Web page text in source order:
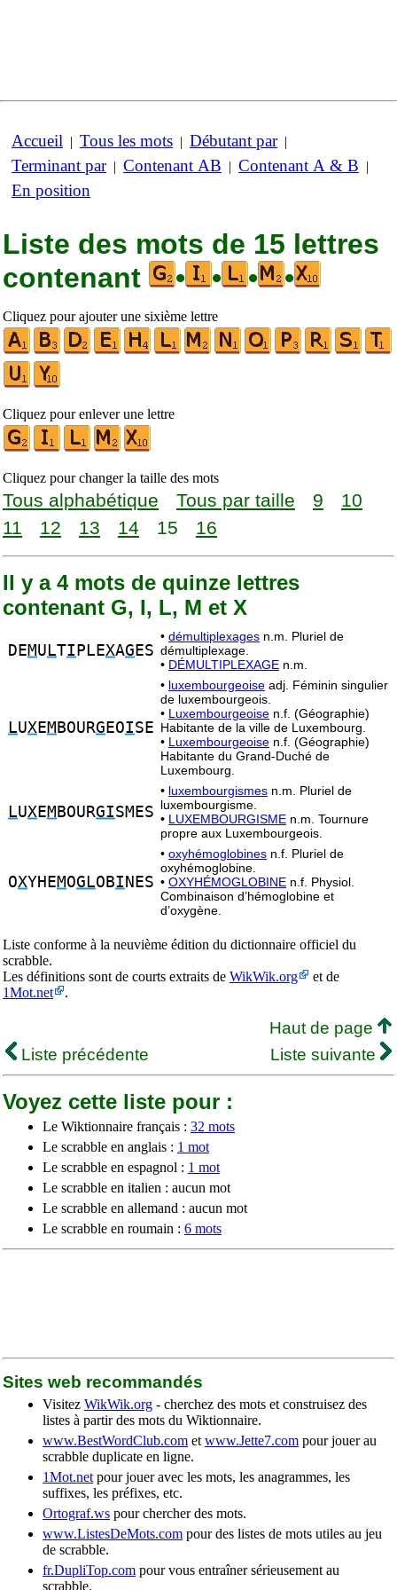
Accueil | Tous les mots | Débutant par|
Terminant par| Contenant AB | Contenant A & B |
En position
Liste des mots de 15 lettres
contenant
• • • •
Cliquez pour ajouter une sixième lettre
Cliquez pour enlever une lettre
Cliquez pour changer la taille des mots
Tous alphabétique Tous par taille 9
10
11
12 13 14 15 16
Il y a 4 mots de quinze lettres
contenant G, I, L, M et X
DEMU LTI PLEXAG ES
• démultiplexages n.m. Pluriel de
démultiplexage.
• DÉMULTIPLEXAGE n.m.
LUXEM BOURG EOISE
• luxembourgeoise adj. Féminin singulier
de luxembourgeois.
• Luxembourgeoise n.f. (Géographie)
Habitante de la ville de Luxembourg.
• Luxembourgeoise n.f. (Géographie)
Habitante du Grand-Duché de
Luxembourg.
LUXEM BOURGISMES
• luxembourgismes n.m. Pluriel de
luxembourgisme.
• LUXEMBOURGISME n.m. Tournure
propre aux Luxembourgeois.
OXYHEMOGLOBI NES
• oxyhémoglobines n.f. Pluriel de
oxyhémoglobine.
• OXYHÉMOGLOBINE n.f. Physiol.
Combinaison d’hémoglobine et
d’oxygène.
Liste conforme à la neuvième édition du dictionnaire officiel du
scrabble.
Les définitions sont de courts extraits de WikWik.org
et de
1Mot.net
.
Haut de page
Liste précédente
Liste suivante
Voyez cette liste pour :
Le Wiktionnaire français : 32 mots
Le scrabble en anglais : 1 mot
Le scrabble en espagnol : 1 mot
Le scrabble en italien : aucun mot
Le scrabble en allemand : aucun mot
Le scrabble en roumain : 6 mots
Sites web recommandés
Visitez WikWik.org - cherchez des mots et construisez des
listes à partir des mots du Wiktionnaire.
www.BestWordClub.com et www.Jette7.com pour jouer au
scrabble duplicate en ligne.
1Mot.net pour jouer avec les mots, les anagrammes, les
suffixes, les préfixes, etc.
Ortograf.ws pour chercher des mots.
www.ListesDeMots.com pour des listes de mots utiles au jeu
de scrabble.
fr.DupliTop.com pour vous entraîner sérieusement au
scrabble.